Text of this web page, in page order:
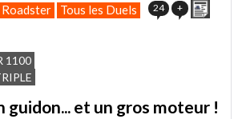
Roadster Tous les Duels 24 +
1100
guidon... et un gros moteur !